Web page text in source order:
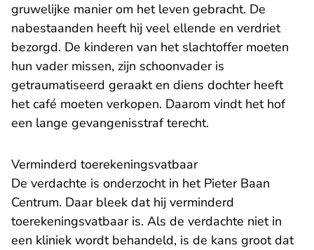
gruwelijke manier om het leven gebracht. De
nabestaanden heeft hij veel ellende en verdriet
bezorgd. De kinderen van het slachtoffer moeten
hun vader missen, zijn schoonvader is
getraumatiseerd geraakt en diens dochter heeft
het café moeten verkopen. Daarom vindt het hof
een lange gevangenisstraf terecht.
Verminderd toerekeningsvatbaar
De verdachte is onderzocht in het Pieter Baan
Centrum. Daar bleek dat hij verminderd
toerekeningsvatbaar is. Als de verdachte niet in
een kliniek wordt behandeld, is de kans groot dat